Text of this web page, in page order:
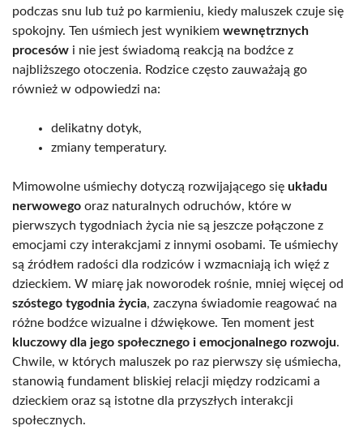
podczas snu lub tuż po karmieniu, kiedy maluszek czuje się
spokojny. Ten uśmiech jest wynikiem wewnętrznych
procesów i nie jest świadomą reakcją na bodźce z
najbliższego otoczenia. Rodzice często zauważają go
również w odpowiedzi na:
delikatny dotyk,
zmiany temperatury.
Mimowolne uśmiechy dotyczą rozwijającego się układu
nerwowego oraz naturalnych odruchów, które w
pierwszych tygodniach życia nie są jeszcze połączone z
emocjami czy interakcjami z innymi osobami. Te uśmiechy
są źródłem radości dla rodziców i wzmacniają ich więź z
dzieckiem. W miarę jak noworodek rośnie, mniej więcej od
szóstego tygodnia życia, zaczyna świadomie reagować na
różne bodźce wizualne i dźwiękowe. Ten moment jest
kluczowy dla jego społecznego i emocjonalnego rozwoju.
Chwile, w których maluszek po raz pierwszy się uśmiecha,
stanowią fundament bliskiej relacji między rodzicami a
dzieckiem oraz są istotne dla przyszłych interakcji
społecznych.